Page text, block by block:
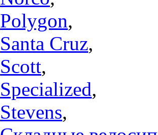
Polygon,
Santa Cruz,
Scott,
Specialized,
Stevens,